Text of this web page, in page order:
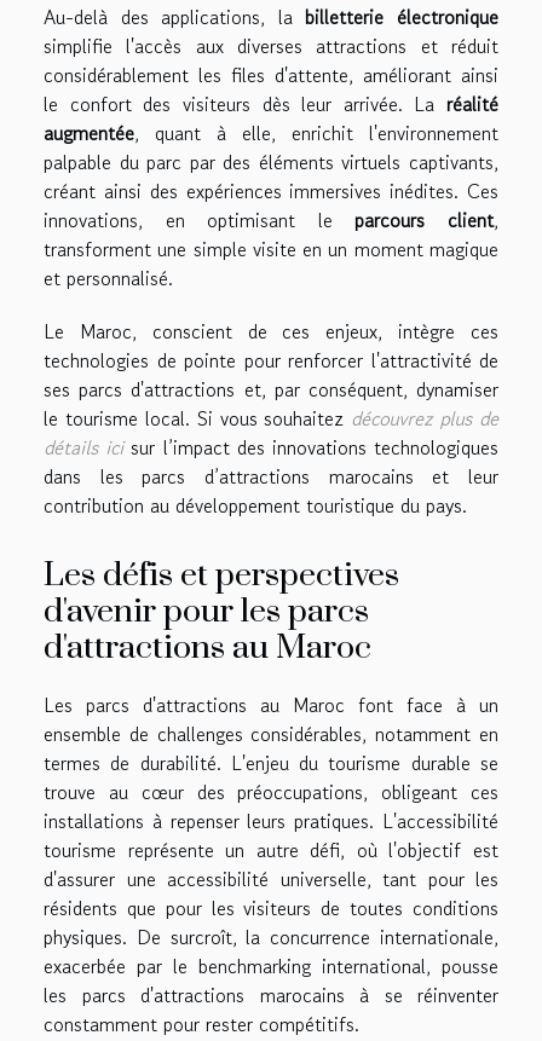
Au-delà des applications, labilletterie électronique
simplifie l'accès aux diverses attractions et réduit
considérablement les files d'attente, améliorant ainsi
le confort des visiteurs dès leur arrivée. La réalité
augmentée, quant à elle, enrichit l'environnement
palpable du parc par des éléments virtuels captivants,
créant ainsi des expériences immersives inédites. Ces
innovations, en optimisant leparcours client,
transforment une simple visite en un moment magique
et personnalisé.
Le Maroc, conscient de ces enjeux, intègre ces
technologies de pointe pour renforcer l'attractivité de
ses parcs d'attractions et, par conséquent, dynamiser
le tourisme local. Si vous souhaitez découvrez plus de
détails icisur l’impact des innovations technologiques
dans les parcs d’attractions marocains et leur
contribution au développement touristique du pays.
Les défis et perspectives
d'avenir pour les parcs
d'attractions au Maroc
Les parcs d'attractions au Maroc font face à un
ensemble de challenges considérables, notamment en
termes de durabilité. L'enjeu du tourisme durable se
trouve au cœur des préoccupations, obligeant ces
installations à repenser leurs pratiques. L'accessibilité
tourisme représente un autre défi, où l'objectif est
d'assurer une accessibilité universelle, tant pour les
résidents que pour les visiteurs de toutes conditions
physiques. De surcroît, la concurrence internationale,
exacerbée par le benchmarking international, pousse
les parcs d'attractions marocains à se réinventer
constamment pour rester compétitifs.